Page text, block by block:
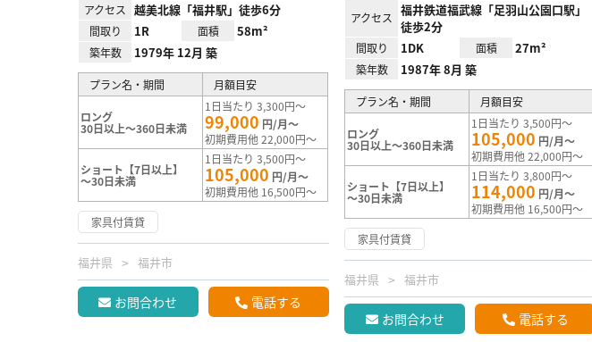
アクセス 越美北線「福井駅」徒歩6分
間取り 1R 面積 58m²
築年数 1979年 12月 築
プラン名・期間 月額目安
ロング
30日以上～360日未満
1日当たり 3,300円～
99,000 円/月～
初期費用他 22,000円～
ショート【7日以上】
～30日未満
1日当たり 3,500円～
105,000 円/月～
初期費用他 16,500円～
家具付賃貸
福井県 福井市
お問合わせ 電話する
アクセス
福井鉄道福武線「足羽山公園口駅」
徒歩2分
間取り 1DK 面積 27m²
築年数 1987年 8月 築
プラン名・期間 月額目安
ロング
30日以上～360日未満
1日当たり 3,500円～
105,000 円/月～
初期費用他 22,000円～
ショート【7日以上】
～30日未満
1日当たり 3,800円～
114,000 円/月～
初期費用他 16,500円～
家具付賃貸
福井県 福井市
お問合わせ 電話する